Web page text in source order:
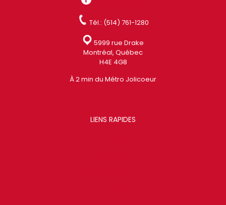
Tél.: (514) 761-1280
5999 rue Drake
Montréal, Québec
H4E 4G8
À 2 min du Métro Jolicoeur
LIENS RAPIDES